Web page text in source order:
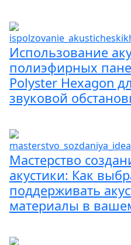
Использование
полиэфирных
Polyster Hexagon
звуковой
Мастерство
акустики: Как
поддерживать
материалы в